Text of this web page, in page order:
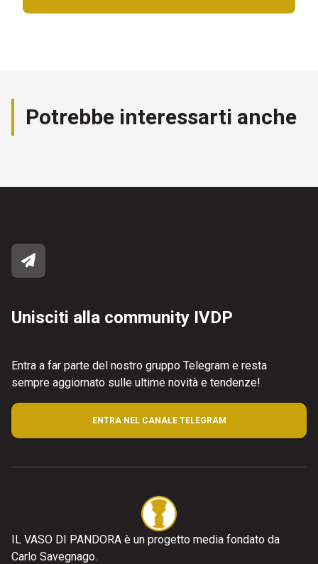
Potrebbe interessarti anche
Unisciti alla community IVDP
Entra a far parte del nostro gruppo Telegram e resta
sempre aggiornato sulle ultime novità e tendenze!
ENTRA NEL CANALE TELEGRAM
IL VASO DI PANDORA è un progetto media fondato da
Carlo Savegnago.